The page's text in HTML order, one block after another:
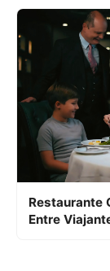
Restaurante
Entre